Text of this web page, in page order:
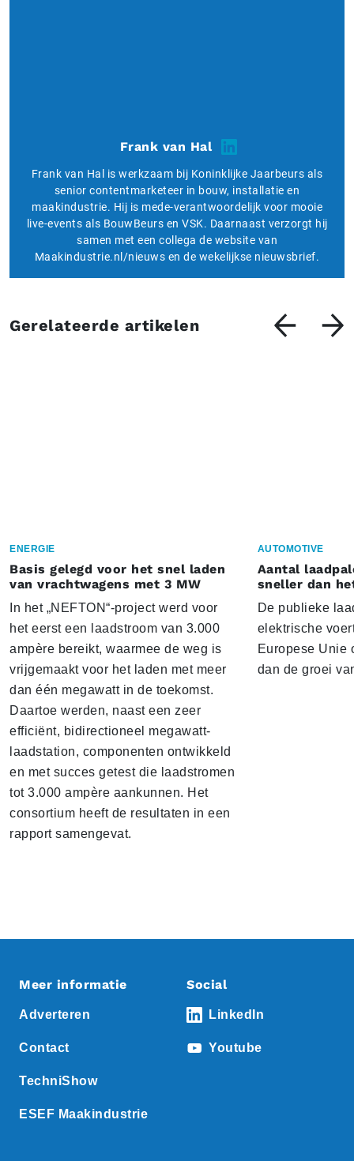
Frank van Hal
Frank van Hal is werkzaam bij Koninklijke Jaarbeurs als
senior contentmarketeer in bouw, installatie en
maakindustrie. Hij is mede-verantwoordelijk voor mooie
live-events als BouwBeurs en VSK. Daarnaast verzorgt hij
samen met een collega de website van
Maakindustrie.nl/nieuws en de wekelijkse nieuwsbrief.
Gerelateerde artikelen
ENERGIE
Basis gelegd voor het snel laden
van vrachtwagens met 3 MW
In het „NEFTON“-project werd voor
het eerst een laadstroom van 3.000
ampère bereikt, waarmee de weg is
vrijgemaakt voor het laden met meer
dan één megawatt in de toekomst.
Daartoe werden, naast een zeer
efficiënt, bidirectioneel megawatt-
laadstation, componenten ontwikkeld
en met succes getest die laadstromen
tot 3.000 ampère aankunnen. Het
consortium heeft de resultaten in een
rapport samengevat.
AUTOMOTIVE
Aantal
sneller dan
De publieke
elektrische
Europese Unie
dan de groei
Meer informatie
Adverteren
Contact
TechniShow
ESEF Maakindustrie
Social
LinkedIn
Youtube